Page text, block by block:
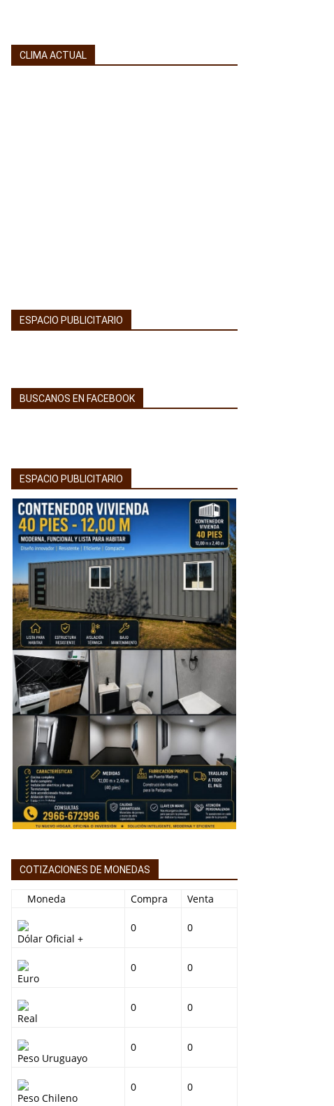
CLIMA ACTUAL
ESPACIO PUBLICITARIO
BUSCANOS EN FACEBOOK
ESPACIO PUBLICITARIO
COTIZACIONES DE MONEDAS
Moneda Compra Venta
Dólar Oficial +
0 0
Euro
0 0
Real
0 0
Peso Uruguayo
0 0
Peso Chileno
0 0